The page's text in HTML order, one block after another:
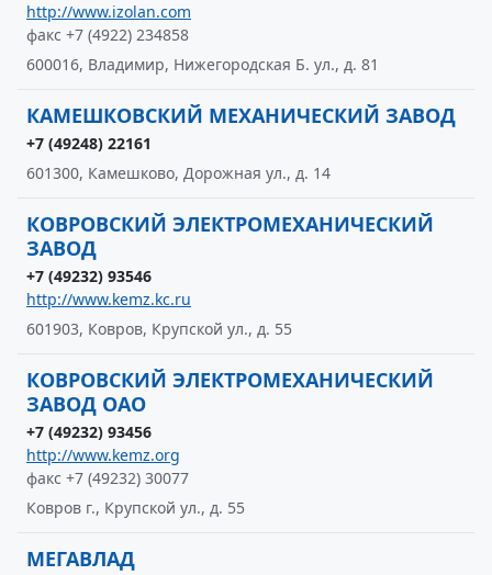
http://www.izolan.com
факс +7 (4922) 234858
600016, Владимир, Нижегородская Б. ул., д. 81
КАМЕШКОВСКИЙ МЕХАНИЧЕСКИЙ ЗАВОД
+7 (49248) 22161
601300, Камешково, Дорожная ул., д. 14
КОВРОВСКИЙ ЭЛЕКТРОМЕХАНИЧЕСКИЙ
ЗАВОД
+7 (49232) 93546
http://www.kemz.kc.ru
601903, Ковров, Крупской ул., д. 55
КОВРОВСКИЙ ЭЛЕКТРОМЕХАНИЧЕСКИЙ
ЗАВОД ОАО
+7 (49232) 93456
http://www.kemz.org
факс +7 (49232) 30077
Ковров г., Крупской ул., д. 55
МЕГАВЛАД